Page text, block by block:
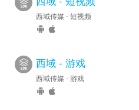
西域传媒 - 短视频
西域 - 游戏
西域传媒 - 游戏